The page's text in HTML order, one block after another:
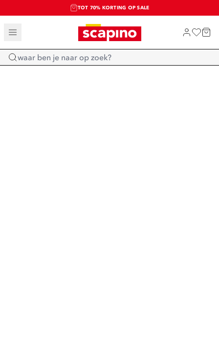
TOT 70% KORTING OP SALE
SALE: LAATSTE KANS!
SHOP NIEUW
Home